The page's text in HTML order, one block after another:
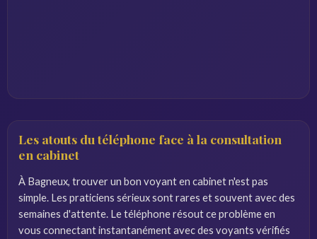
Les atouts du téléphone face à la consultation
en cabinet
À Bagneux, trouver un bon voyant en cabinet n'est pas
simple. Les praticiens sérieux sont rares et souvent avec des
semaines d'attente. Le téléphone résout ce problème en
vous connectant instantanément avec des voyants vérifiés